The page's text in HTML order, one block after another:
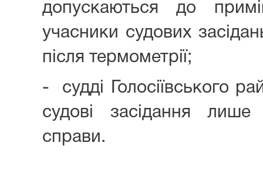
допускаються до
учасники судових
після термометрії;
- судді Голосіївського
судові засідання
справи.